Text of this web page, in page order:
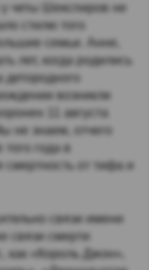
четы Шекспиров не
стилю того
семьи. Анне,
лет, когда родились
детородного
возникли
11 августа
не знаем, отчего
года в
смертность от тифа и
связи имени
связи смерти
как «Король Джон»,